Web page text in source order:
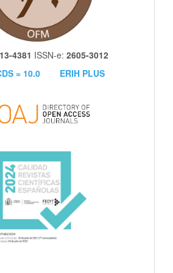
4381 ISSN-e: 2605-3012
= 10.0
ERIH PLUS